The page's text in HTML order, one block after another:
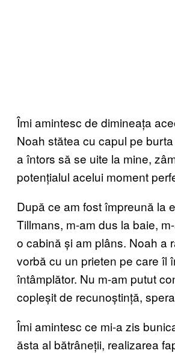
Îmi amintesc de dimineața
Noah stătea cu capul pe
a întors să se uite la mine,
potențialul acelui moment
După ce am fost împreună la
Tillmans, m-am dus la baie,
o cabină și am plâns. Noah a
vorbă cu un prieten pe care îl
întâmplător. Nu m-am putut
copleșit de recunoștință,
Îmi amintesc ce mi-a zis
ăsta al bătrâneții, realizarea